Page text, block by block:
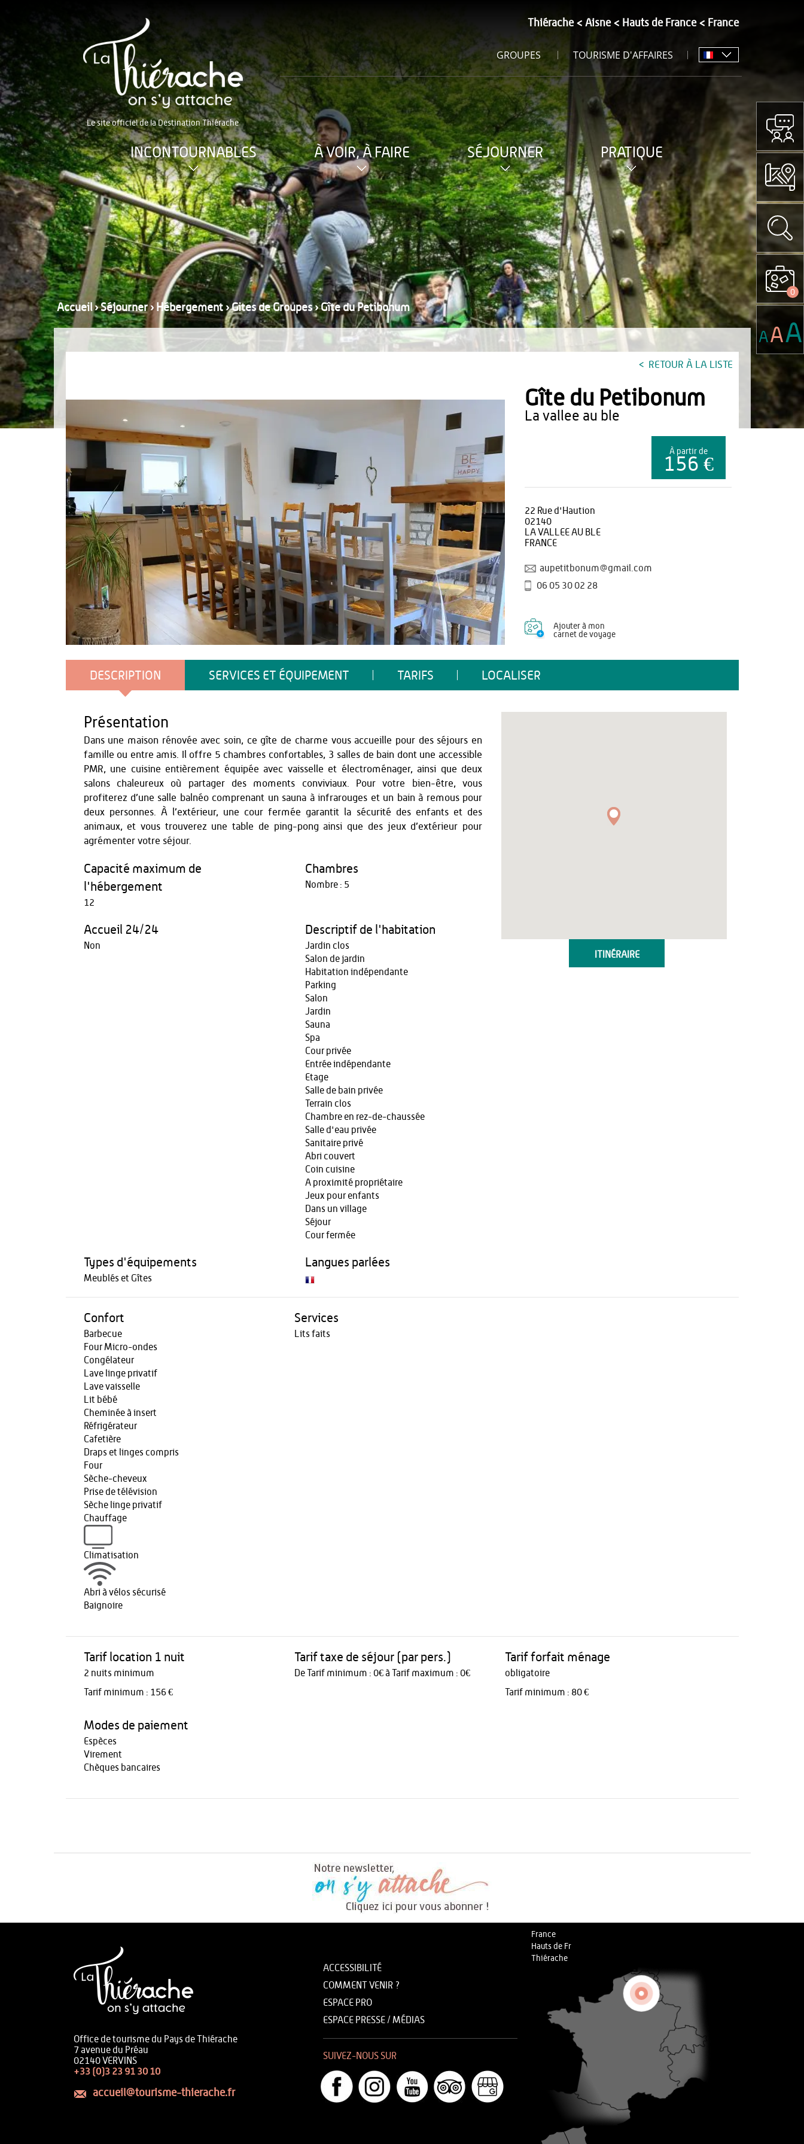
Le site officiel de la Destination Thiérache
Thiérache Aisne Hauts de France France
GROUPES TOURISME D'AFFAIRES
INCONTOURNABLES À VOIR, À FAIRE SÉJOURNER PRATIQUE
Accueil›Séjourner› Hébergement ›Gites de Groupes›Gîte du Petibonum
RETOUR À LA LISTE
Gîte du Petibonum
la vallee au ble
À partir de
156 €
22 Rue d'Haution
02140
LA VALLEE AU BLE
FRANCE
aupetitbonum@gmail.com
06 05 30 02 28
Ajouter à mon
carnet de voyage
DESCRIPTION SERVICES ET ÉQUIPEMENT TARIFS LOCALISER
ITINÉRAIRE
Présentation
Dans une maison rénovée avec soin, ce gîte de charme vous accueille pour des séjours en
famille ou entre amis. Il offre 5 chambres confortables, 3 salles de bain dont une accessible
PMR, une cuisine entièrement équipée avec vaisselle et électroménager, ainsi que deux
salons chaleureux où partager des moments conviviaux. Pour votre bien-être, vous
profiterez d’une salle balnéo comprenant un sauna à infrarouges et un bain à remous pour
deux personnes. À l’extérieur, une cour fermée garantit la sécurité des enfants et des
animaux, et vous trouverez une table de ping-pong ainsi que des jeux d’extérieur pour
agrémenter votre séjour.
Capacité maximum de
l'hébergement
12
Chambres
Nombre : 5
Accueil 24/24
Non
Descriptif de l'habitation
Jardin clos
Salon de jardin
Habitation indépendante
Parking
Salon
Jardin
Sauna
Spa
Cour privée
Entrée indépendante
Etage
Salle de bain privée
Terrain clos
Chambre en rez-de-chaussée
Salle d'eau privée
Sanitaire privé
Abri couvert
Coin cuisine
A proximité propriétaire
Jeux pour enfants
Dans un village
Séjour
Cour fermée
Types d'équipements
Meublés et Gîtes
Langues parlées
Confort
Barbecue
Four Micro-ondes
Congélateur
Lave linge privatif
Lave vaisselle
Lit bébé
Cheminée à insert
Réfrigérateur
Cafetière
Draps et linges compris
Four
Sèche-cheveux
Prise de télévision
Sèche linge privatif
Chauffage
Climatisation
Abri à vélos sécurisé
Baignoire
Services
Lits faits
Tarif location 1 nuit
2 nuits minimum
Tarif minimum : 156 €
Tarif taxe de séjour (par pers.)
De Tarif minimum : 0€ à Tarif maximum : 0€
Tarif forfait ménage
obligatoire
Tarif minimum : 80 €
Modes de paiement
Espèces
Virement
Chèques bancaires
Office de tourisme du Pays de Thiérache
7 avenue du Préau
02140 VERVINS
+33 (0)3 23 91 30 10
accueil@tourisme-thierache.fr
ACCESSIBILITÉ
COMMENT VENIR ?
ESPACE PRO
ESPACE PRESSE / MÉDIAS
SUIVEZ-NOUS SUR
France
Hauts de Fr
Thiérache
0
AAA